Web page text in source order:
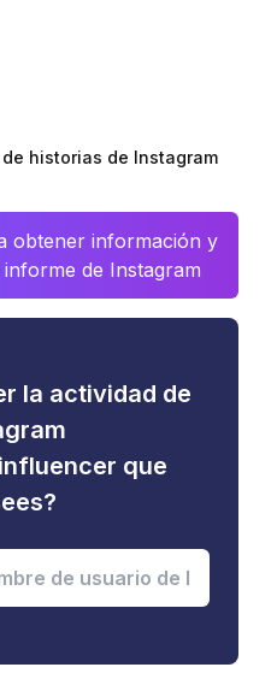
historias de Instagram
obtener información y
de Instagram
la actividad de
que